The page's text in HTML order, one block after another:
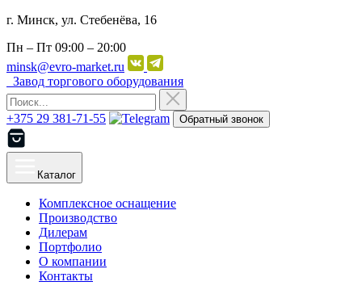
г. Минск, ул. Стебенёва, 16
Пн – Пт 09:00 – 20:00
minsk@evro-market.ru
Завод торгового оборудования
+375 29 381-71-55 Обратный звонок
Каталог
Комплексное оснащение
Производство
Дилерам
Портфолио
О компании
Контакты